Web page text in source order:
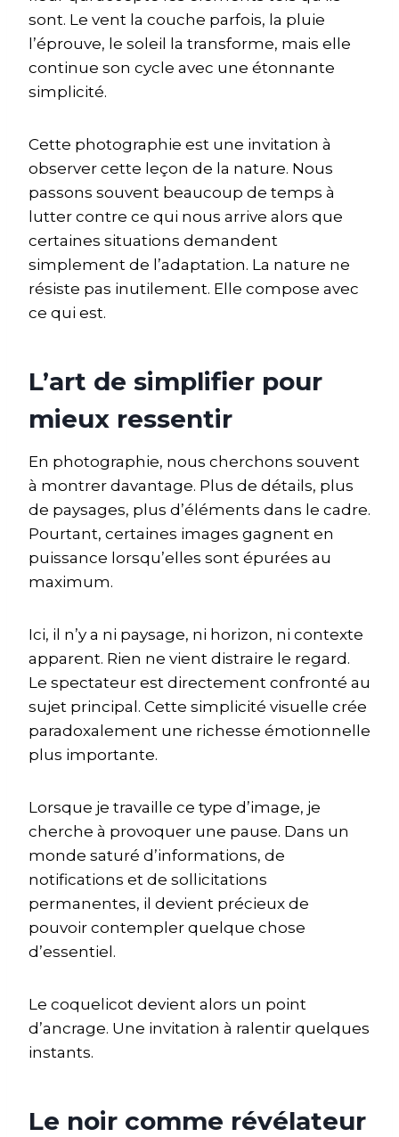
sont. Le vent la couche parfois, la pluie
l’éprouve, le soleil la transforme, mais elle
continue son cycle avec une étonnante
simplicité.
Cette photographie est une invitation à
observer cette leçon de la nature. Nous
passons souvent beaucoup de temps à
lutter contre ce qui nous arrive alors que
certaines situations demandent
simplement de l’adaptation. La nature ne
résiste pas inutilement. Elle compose avec
ce qui est.
L’art de simplifier pour
mieux ressentir
En photographie, nous cherchons souvent
à montrer davantage. Plus de détails, plus
de paysages, plus d’éléments dans le cadre.
Pourtant, certaines images gagnent en
puissance lorsqu’elles sont épurées au
maximum.
Ici, il n’y a ni paysage, ni horizon, ni contexte
apparent. Rien ne vient distraire le regard.
Le spectateur est directement confronté au
sujet principal. Cette simplicité visuelle crée
paradoxalement une richesse émotionnelle
plus importante.
Lorsque je travaille ce type d’image, je
cherche à provoquer une pause. Dans un
monde saturé d’informations, de
notifications et de sollicitations
permanentes, il devient précieux de
pouvoir contempler quelque chose
d’essentiel.
Le coquelicot devient alors un point
d’ancrage. Une invitation à ralentir quelques
instants.
Le noir comme révélateur